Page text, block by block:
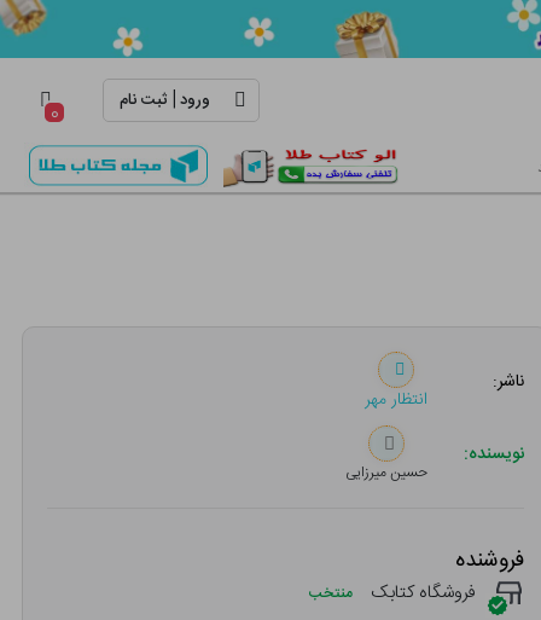
ورود| ثبت نام ۰
ناشر:
انتظار مهر
نویسنده:
حسین میرزایی
فروشنده
فروشگاه کتابک منتخب